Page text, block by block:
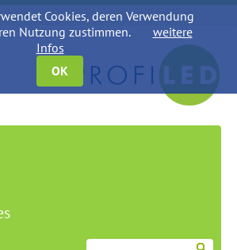
Cookies, deren Verwendung
Nutzung zustimmen.
weitere
Infos
OK